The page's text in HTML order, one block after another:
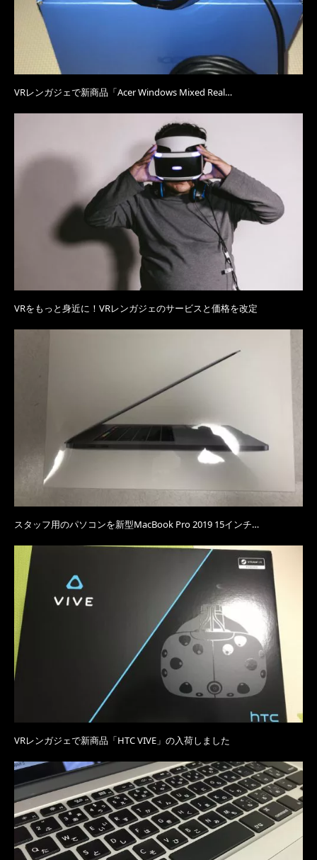
VRレンガジェで新商品「Acer Windows Mixed Real…
VRをもっと身近に！VRレンガジェのサービスと価格を改定
スタッフ用のパソコンを新型MacBook Pro 2019 15インチ…
VRレンガジェで新商品「HTC VIVE」の入荷しました